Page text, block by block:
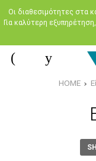
Oι διαθεσιμότητες στα
Για καλύτερη
HOME